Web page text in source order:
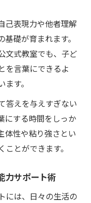
公文式が寄与す
ポート術
日々の声かけ例
鍛える日常習慣
非認知能力支援
とは何か
定感に与える影
己表現力や他者理解
礎が育まれます。
文式教室でも、子ど
を言葉にできるよ
す。
答えを与えすぎない
にする時間をしっか
体性や粘り強さとい
とができます。
力サポート術
には、日々の生活の